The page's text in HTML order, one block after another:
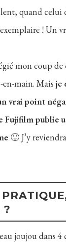
quand celui
! Un
mon coup
en-main. Mais je
vrai point
Fujifilm publie
🙂 J’y
?
joujou dans 4